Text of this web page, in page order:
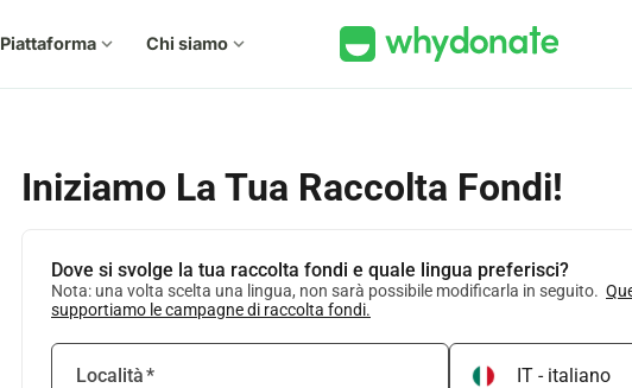
Piattaforma expand_more Chi siamo expand_more
Iniziamo La Tua Raccolta Fondi!
Dove si svolge la tua raccolta fondi e quale lingua preferisci?
Nota: una volta scelta una lingua, non sarà possibile modificarla in seguito.
supportiamo le campagne di raccolta fondi.
Località*